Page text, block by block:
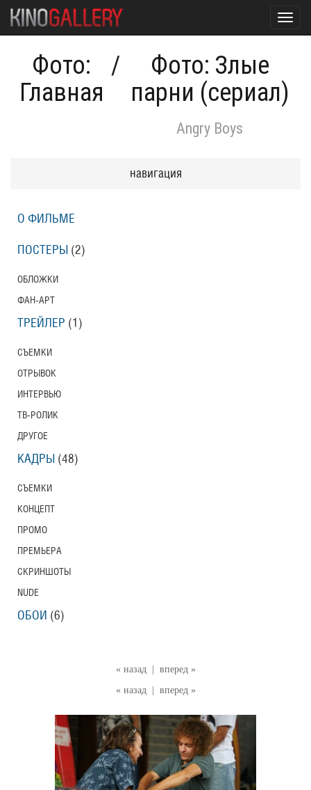
Фото:
Главная
/
Фото: Злые
парни (сериал)
Angry Boys
« назад
вперед »
« назад
вперед »
навигация
О ФИЛЬМЕ
ПОСТЕРЫ (2)
ОБЛОЖКИ
ФАН-АРТ
ТРЕЙЛЕР (1)
СЪЕМКИ
ОТРЫВОК
ИНТЕРВЬЮ
ТВ-РОЛИК
ДРУГОЕ
КАДРЫ (48)
СЪЕМКИ
КОНЦЕПТ
ПРОМО
ПРЕМЬЕРА
СКРИНШОТЫ
NUDE
ОБОИ (6)